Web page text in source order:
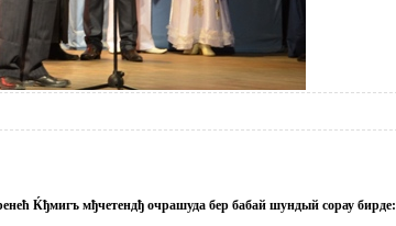
Ќђмигъ мђчетендђ очрашуда бер бабай шундый сорау бирде: